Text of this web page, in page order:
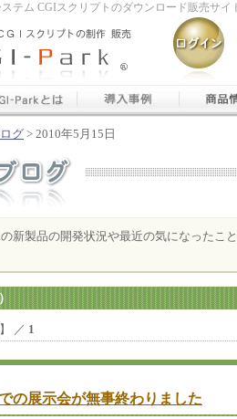
テム CGIスクリプトのダウンロード販売サ
グ> 2010年5月15日
の新製品の開発状況や最近の気になったこ
／ 1
の展示会が無事終わりました